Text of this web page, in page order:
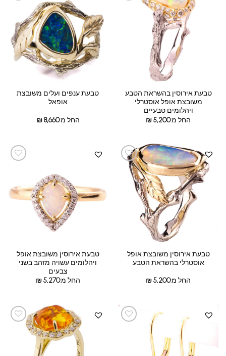
טבעת אירוסין בהשראת הטבע
משובצת אופל אוסטרלי
ויהלומים טבעיים
החל מ:
₪5,200
טבעת ענפים ועלים משובצת
אופאל
החל מ: ₪8,660
טבעת אירוסין משובצת אופל
אוסטרלי בהשראת הטבע
החל מ: ₪5,200
טבעת אירוסין משובצת אופל
ויהלומים עשויה מזהב בשני
צבעים
החל מ:
₪5,270